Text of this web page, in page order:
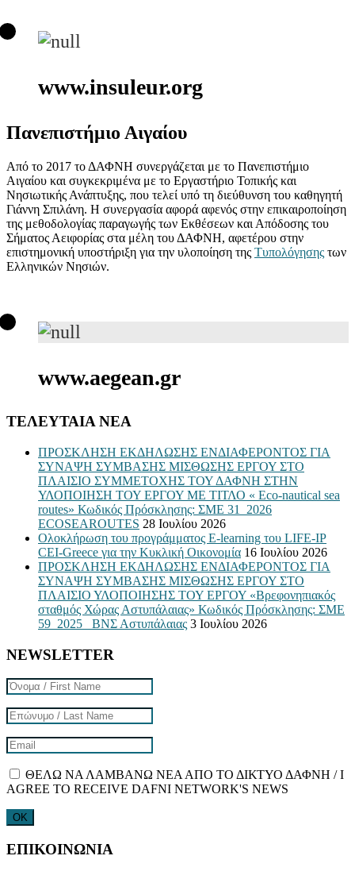
www.insuleur.org
Πανεπιστήμιο Αιγαίου
Από το 2017 το ΔΑΦΝΗ συνεργάζεται με το Πανεπιστήμιο
Αιγαίου και συγκεκριμένα με το Εργαστήριο Τοπικής και
Νησιωτικής Ανάπτυξης, που τελεί υπό τη διεύθυνση του καθηγητή
Γιάννη Σπιλάνη. Η συνεργασία αφορά αφενός στην επικαιροποίηση
της μεθοδολογίας παραγωγής των Εκθέσεων και Απόδοσης του
Σήματος Αειφορίας στα μέλη του ΔΑΦΝΗ, αφετέρου στην
επιστημονική υποστήριξη για την υλοποίηση της Τυπολόγησης των
Ελληνικών Νησιών.
www.aegean.gr
ΤΕΛΕΥΤΑΙΑ ΝΕΑ
ΠΡΟΣΚΛΗΣΗ ΕΚΔΗΛΩΣΗΣ ΕΝΔΙΑΦΕΡΟΝΤΟΣ ΓΙΑ
ΣΥΝΑΨΗ ΣΥΜΒΑΣΗΣ ΜΙΣΘΩΣΗΣ ΕΡΓΟΥ ΣΤΟ
ΠΛΑΙΣΙΟ ΣΥΜΜΕΤΟΧΗΣ ΤΟΥ ΔΑΦΝΗ ΣΤΗΝ
ΥΛΟΠΟΙΗΣΗ ΤΟΥ ΕΡΓΟΥ ΜΕ ΤΙΤΛΟ « Eco-nautical sea
routes» Κωδικός Πρόσκλησης: ΣΜΕ 31_2026
ECOSEAROUTES 28 Ιουλίου 2026
Ολοκλήρωση του προγράμματος E-learning του LIFE-IP
CEI-Greece για την Κυκλική Οικονομία 16 Ιουλίου 2026
ΠΡΟΣΚΛΗΣΗ ΕΚΔΗΛΩΣΗΣ ΕΝΔΙΑΦΕΡΟΝΤΟΣ ΓΙΑ
ΣΥΝΑΨΗ ΣΥΜΒΑΣΗΣ ΜΙΣΘΩΣΗΣ ΕΡΓΟΥ ΣΤΟ
ΠΛΑΙΣΙΟ ΥΛΟΠΟΙΗΣΗΣ ΤΟΥ ΕΡΓΟΥ «Βρεφονηπιακός
σταθμός Χώρας Αστυπάλαιας» Κωδικός Πρόσκλησης: ΣΜΕ
59_2025_ ΒΝΣ Αστυπάλαιας 3 Ιουλίου 2026
NEWSLETTER
ΘΕΛΩ ΝΑ ΛΑΜΒΑΝΩ ΝΕΑ ΑΠΟ ΤΟ ΔΙΚΤΥΟ ΔΑΦΝΗ / I
AGREE TO RECEIVE DAFNI NETWORK'S NEWS
ΕΠΙΚΟΙΝΩΝΙΑ